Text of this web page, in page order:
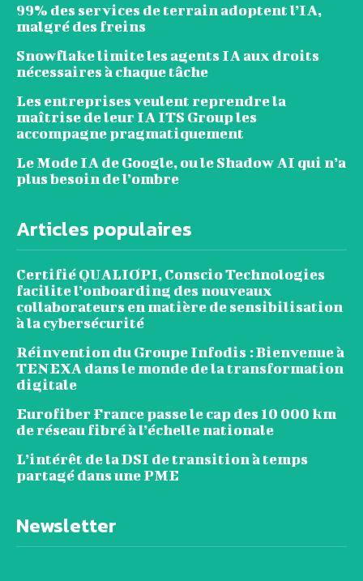
99% des services de terrain adoptent l’IA,
malgré des freins
Snowflake limite les agents IA aux droits
nécessaires à chaque tâche
Les entreprises veulent reprendre la
maîtrise de leur IA ITS Group les
accompagne pragmatiquement
Le Mode IA de Google, ou le Shadow AI qui n’a
plus besoin de l’ombre
Articles populaires
Certifié QUALIOPI, Conscio Technologies
facilite l’onboarding des nouveaux
collaborateurs en matière de sensibilisation
à la cybersécurité
Réinvention du Groupe Infodis : Bienvenue à
TENEXA dans le monde de la transformation
digitale
Eurofiber France passe le cap des 10 000 km
de réseau fibré à l’échelle nationale
L’intérêt de la DSI de transition à temps
partagé dans une PME
Newsletter